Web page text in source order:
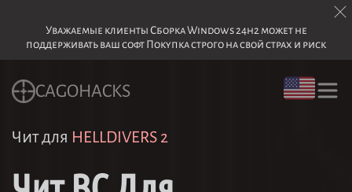
Уважаемые клиенты Сборка Windows 24h2 может не
поддерживать ваш софт Покупка строго на свой страх и риск
CAGOHACKS
Чит для HELLDIVERS 2